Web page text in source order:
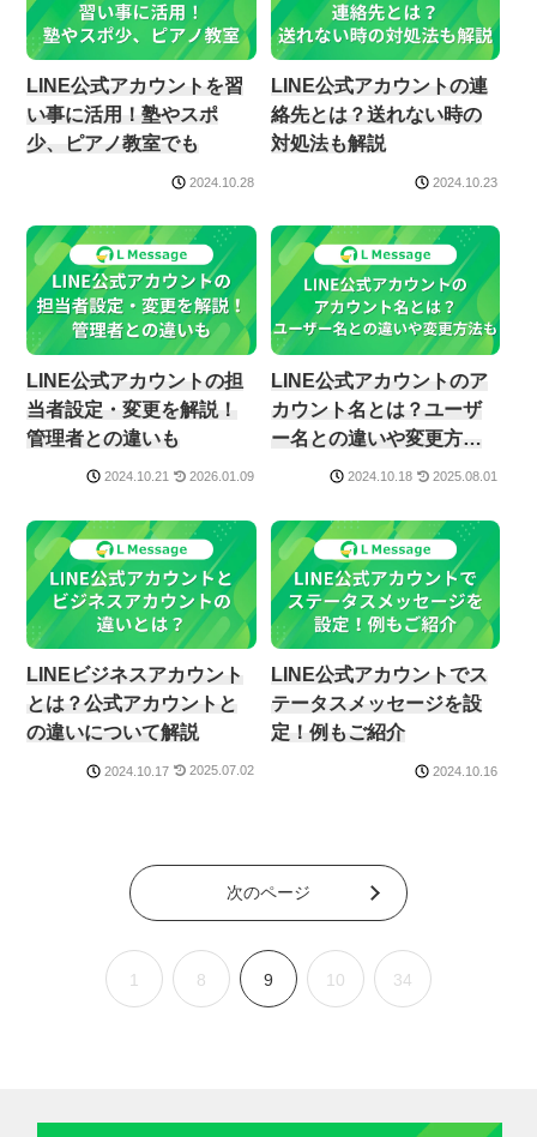
LINE公式アカウントを習
い事に活用！塾やスポ
少、ピアノ教室でも
2024.10.28
LINE公式アカウントの連
絡先とは？送れない時の
対処法も解説
2024.10.23
LINE公式アカウントの担
当者設定・変更を解説！
管理者との違いも
2024.10.21 2026.01.09
LINE公式アカウントのア
カウント名とは？ユーザ
ー名との違いや変更方法
2024.10.18 2025.08.01
LINEビジネスアカウント
とは？公式アカウントと
の違いについて解説
2024.10.17 2025.07.02
LINE公式アカウントでス
テータスメッセージを設
定！例もご紹介
2024.10.16
次のページ
1 8 9 10 34